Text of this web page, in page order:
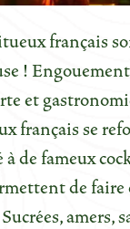
français
!
et
français se
à de fameux
de faire
amers,